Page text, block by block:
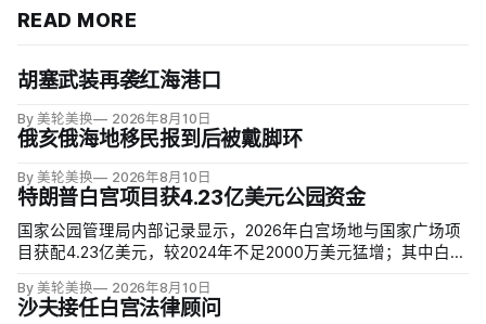
READ MORE
胡塞武装再袭红海港口
By 美轮美换 2026年8月10日
俄亥俄海地移民报到后被戴脚环
By 美轮美换 2026年8月10日
特朗普白宫项目获4.23亿美元公园资金
国家公园管理局内部记录显示，2026年白宫场地与国家广场项
目获配4.23亿美元，较2024年不足2000万美元猛增；其中白宫
谷等数十座公园资金下降，白宫与国家广场的额度甚至超过九
处知名公园总和。
By 美轮美换 2026年8月10日
沙夫接任白宫法律顾问